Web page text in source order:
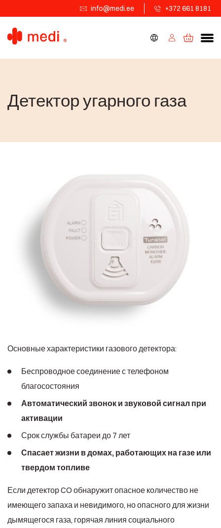
info@medi.ee +372 661 8181
Детектор угарного газа
Основные характеристики газового детектора:
Беспроводное соединение с телефоном
благосостояния
Автоматический звонок и звуковой сигнал при
активации
Срок службы батареи до 7 лет
Спасает жизни в домах, работающих на газе или
твердом топливе
Если детектор CO обнаружит опасное количество не
имеющего запаха и невидимого, но опасного для жизни
дымящегося газа, горячая линия социального